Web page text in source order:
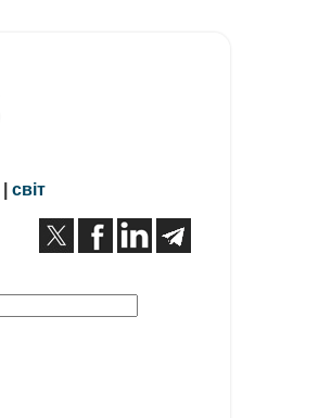
| світ